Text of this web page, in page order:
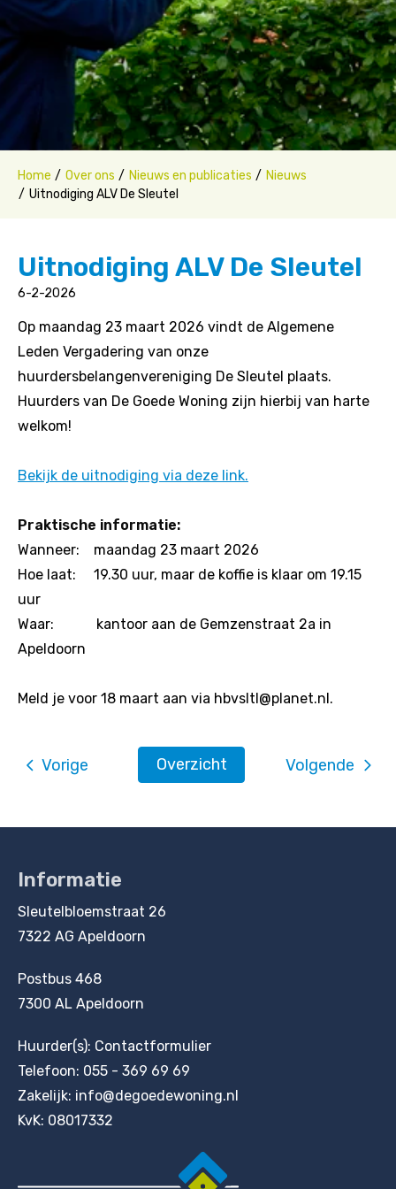
Home Over ons Nieuws en publicaties
Nieuws
Uitnodiging ALV De Sleutel
Uitnodiging ALV De Sleutel
6-2-2026
Op maandag 23 maart 2026 vindt de Algemene
Leden Vergadering van onze
huurdersbelangenvereniging De Sleutel plaats.
Huurders van De Goede Woning zijn hierbij van harte
welkom!
Bekijk de uitnodiging via deze link.
Praktische informatie:
Wanneer: maandag 23 maart 2026
Hoe laat: 19.30 uur, maar de koffie is klaar om 19.15
uur
Waar: kantoor aan de Gemzenstraat 2a in
Apeldoorn
Meld je voor 18 maart aan via hbvsltl@planet.nl.
Volgende
Overzicht
Vorige
Contactinformatie
Informatie
Sleutelbloemstraat 26
7322 AG Apeldoorn
Postbus 468
7300 AL Apeldoorn
Huurder(s): Contactformulier
Telefoon: 055 - 369 69 69
Zakelijk: info@degoedewoning.nl
KvK: 08017332